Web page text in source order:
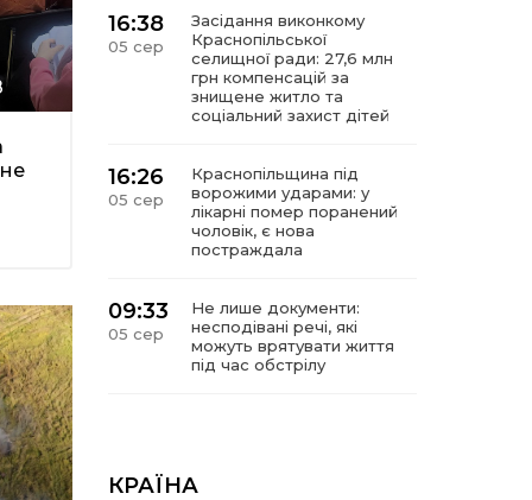
16:38
05 сер
Засідання виконкому
Краснопільської
селищної ради: 27,6 млн
грн компенсацій за
знищене житло та
соціальний захист дітей
16:26
05 сер
Краснопільщина під
ворожими ударами: у
лікарні помер поранений
чоловік, є нова
постраждала
09:33
05 сер
Не лише документи:
несподівані речі, які
можуть врятувати життя
під час обстрілу
КРАЇНА